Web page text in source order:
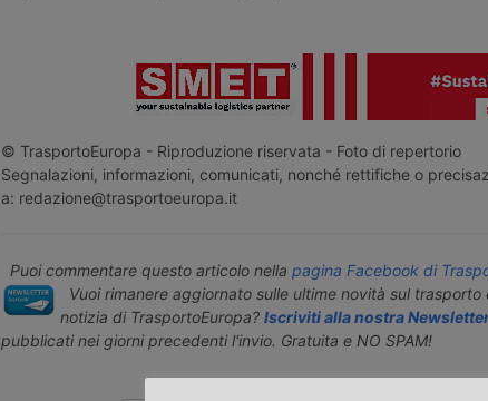
© TrasportoEuropa - Riproduzione riservata - Foto di repertorio
Segnalazioni, informazioni, comunicati, nonché rettifiche o
a: redazione@trasportoeuropa.it
Puoi commentare questo articolo nella pagina Facebook di
Vuoi rimanere aggiornato sulle ultime novità sul
notizia di TrasportoEuropa? Iscriviti alla nostra
pubblicati nei giorni precedenti l'invio. Gratuita e NO SPAM!